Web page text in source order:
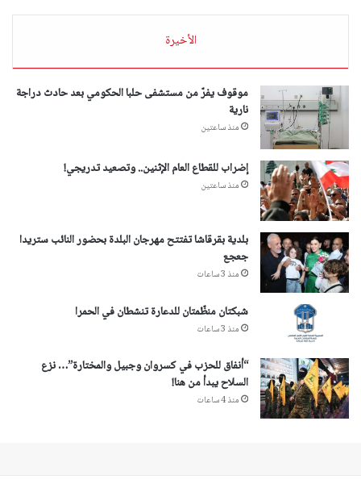
الأخيرة
موقوف يفرّ من مستشفى حلبا الحكومي بعد حادث دراجة
نارية
منذ ساعتين
إضراب للقطاع العام الإثنين.. وتصعيد تدريجي!
منذ ساعتين
بلدية بقرقاشا تفتتح مهرجان البلدة بحضور النائب ستريدا
جعجع
منذ 3 ساعات
شبكتان منظّمتان للدعارة تنشطان في الحمرا
منذ 3 ساعات
“أنفاق للحزب في كسروان وجبيل والمختارة”… نزع
السلاح يبدأ من هنا!
منذ 4 ساعات